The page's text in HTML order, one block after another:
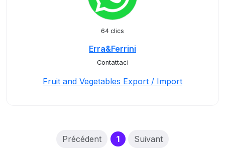
64 clics
Erra&Ferrini
Contattaci
Fruit and Vegetables Export / Import
Précédent 1(current)
Suivant